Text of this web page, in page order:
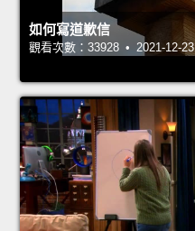
如何寫道歉信
觀看次數：33928 • 2021-12-23